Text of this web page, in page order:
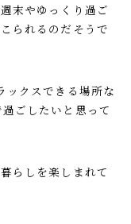
末やゆっくり過ご
られるのだそうで
ックスできる場所な
ごしたいと思って
らしを楽しまれて